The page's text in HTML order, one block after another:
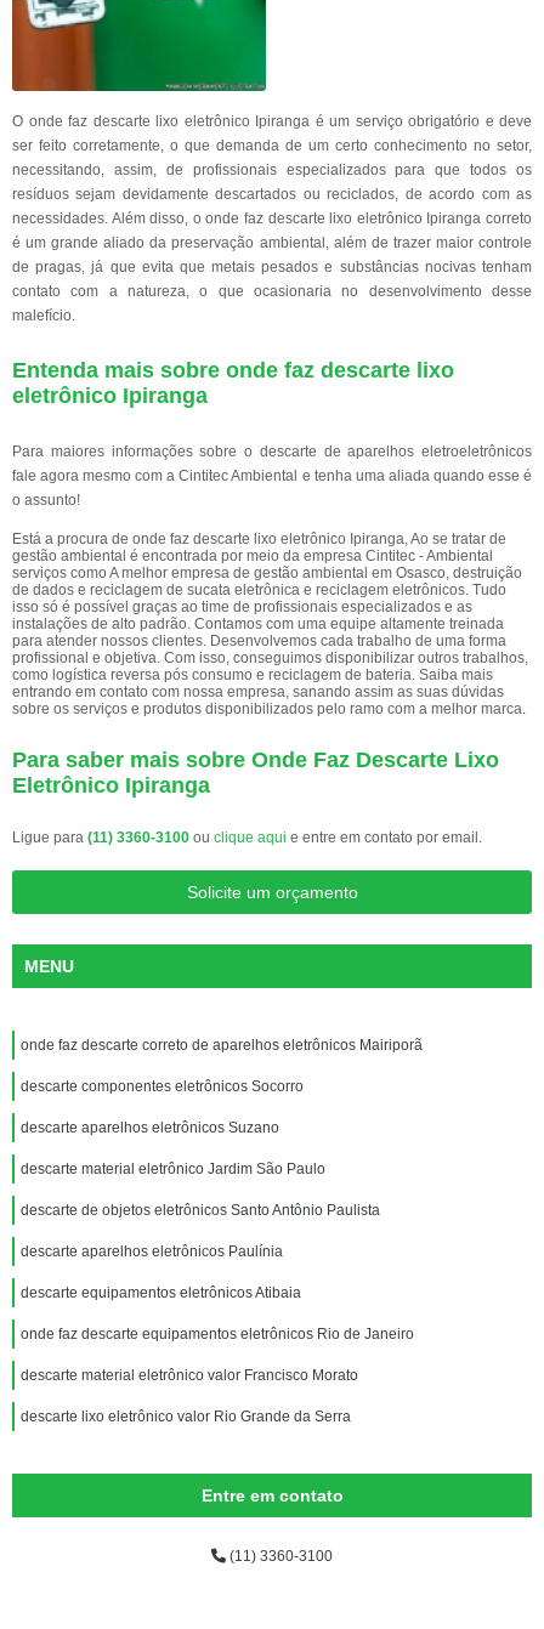
O onde faz descarte lixo eletrônico Ipiranga é um serviço obrigatório e deve
ser feito corretamente, o que demanda de um certo conhecimento no setor,
necessitando, assim, de profissionais especializados para que todos os
resíduos sejam devidamente descartados ou reciclados, de acordo com as
necessidades. Além disso, o onde faz descarte lixo eletrônico Ipiranga correto
é um grande aliado da preservação ambiental, além de trazer maior controle
de pragas, já que evita que metais pesados e substâncias nocivas tenham
contato com a natureza, o que ocasionaria no desenvolvimento desse
malefício.
Entenda mais sobre onde faz descarte lixo
eletrônico Ipiranga
Para maiores informações sobre o descarte de aparelhos eletroeletrônicos
fale agora mesmo com a Cintitec Ambiental e tenha uma aliada quando esse é
o assunto!
Está a procura de onde faz descarte lixo eletrônico Ipiranga, Ao se tratar de
gestão ambiental é encontrada por meio da empresa Cintitec - Ambiental
serviços como A melhor empresa de gestão ambiental em Osasco, destruição
de dados e reciclagem de sucata eletrônica e reciclagem eletrônicos. Tudo
isso só é possível graças ao time de profissionais especializados e as
instalações de alto padrão. Contamos com uma equipe altamente treinada
para atender nossos clientes. Desenvolvemos cada trabalho de uma forma
profissional e objetiva. Com isso, conseguimos disponibilizar outros trabalhos,
como logística reversa pós consumo e reciclagem de bateria. Saiba mais
entrando em contato com nossa empresa, sanando assim as suas dúvidas
sobre os serviços e produtos disponibilizados pelo ramo com a melhor marca.
Para saber mais sobre Onde Faz Descarte Lixo
Eletrônico Ipiranga
Ligue para (11) 3360-3100 ou clique aqui e entre em contato por email.
Solicite um orçamento
MENU
onde faz descarte correto de aparelhos eletrônicos Mairiporã
descarte componentes eletrônicos Socorro
descarte aparelhos eletrônicos Suzano
descarte material eletrônico Jardim São Paulo
descarte de objetos eletrônicos Santo Antônio Paulista
descarte aparelhos eletrônicos Paulínia
descarte equipamentos eletrônicos Atibaia
onde faz descarte equipamentos eletrônicos Rio de Janeiro
descarte material eletrônico valor Francisco Morato
descarte lixo eletrônico valor Rio Grande da Serra
Entre em contato
(11) 3360-3100